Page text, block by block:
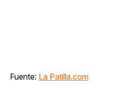
Fuente: La Patilla.com